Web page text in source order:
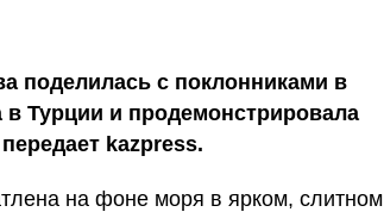
поделилась с поклонниками в
Турции и продемонстрировала
kazpress.
на фоне моря в ярком, слитном